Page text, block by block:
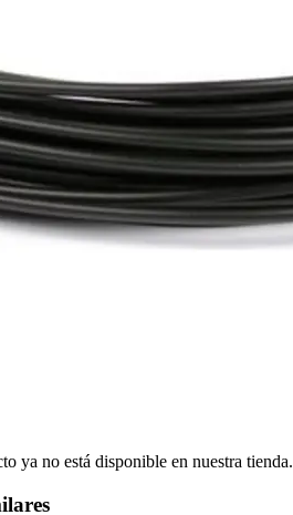
ya no está disponible en nuestra tienda.